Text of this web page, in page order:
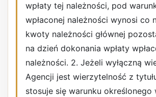
wpłaty tej należności, pod
wpłaconej należności wynosi co
kwoty należności głównej
na dzień dokonania wpłaty
należności. 2. Jeżeli wyłączną
Agencji jest wierzytelność z
stosuje się warunku określonego